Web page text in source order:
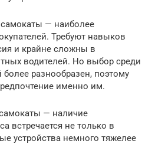
— наиболее
Требуют навыков
и крайне сложны в
водителей. Но выбор среди
разнообразен, поэтому
именно им.
— наличие
встречается не только в
устройства немного тяжелее